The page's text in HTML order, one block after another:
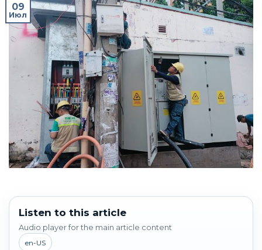
09
Июл
Listen to this article
Audio player for the main article content
en-US